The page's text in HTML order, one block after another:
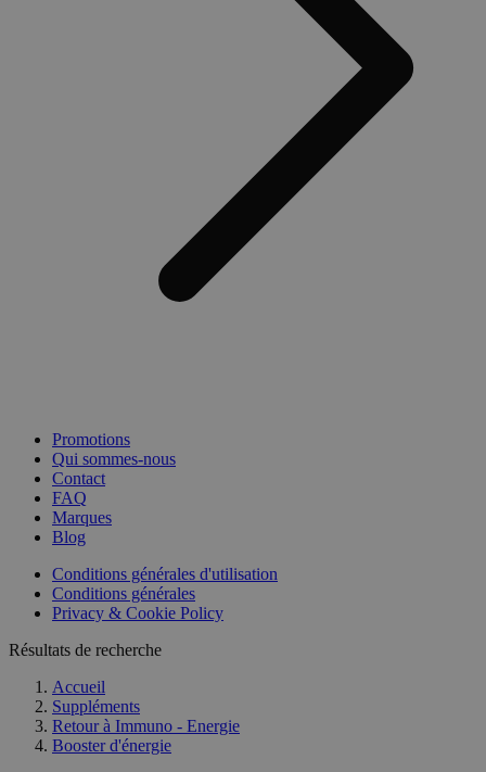
Promotions
Qui sommes-nous
Contact
FAQ
Marques
Blog
Conditions générales d'utilisation
Conditions générales
Privacy & Cookie Policy
Résultats de recherche
Accueil
Suppléments
Retour à Immuno - Energie
Booster d'énergie